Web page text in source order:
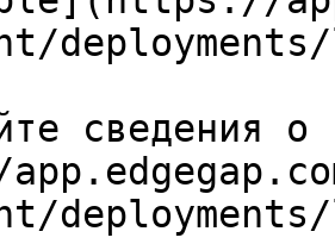
сведения о